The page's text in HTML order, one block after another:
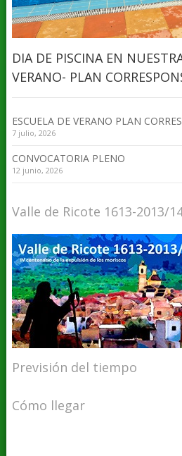
DIA DE PISCINA EN
VERANO- PLAN
ESCUELA DE VERANO PLAN
7 julio, 2026
CONVOCATORIA PLENO
12 junio, 2026
Valle de Ricote 1613-2013/
Previsión del tiempo
Cómo llegar